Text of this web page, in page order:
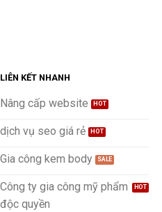
LIÊN KẾT NHANH
Nâng cấp website
dịch vụ seo giá rẻ
Gia công kem body
Công ty gia công mỹ phẩm
độc quyền